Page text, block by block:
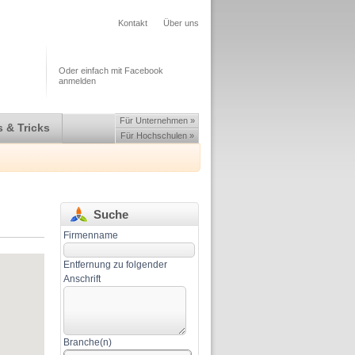
Kontakt Über uns
Oder einfach mit Facebook
anmelden
& Tricks
Für Unternehmen »
Für Hochschulen »
Suche
Firmenname
Entfernung zu folgender
Anschrift
Branche(n)